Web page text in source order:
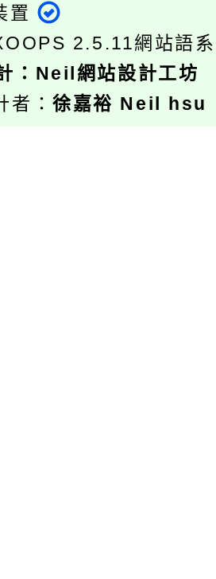
置
2.5.11網站語
： Neil網站設計工坊
者：徐嘉裕 Neil hsu